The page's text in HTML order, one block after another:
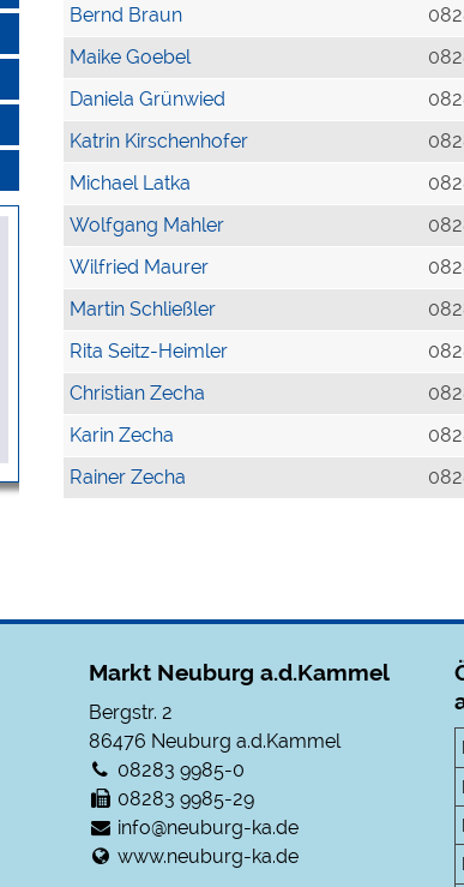
Bernd Braun
Maike Goebel
Daniela Grünwied
Katrin Kirschenhofer
Michael Latka
Wolfgang Mahler
Wilfried Maurer
Martin Schließler
Rita Seitz-Heimler
Christian Zecha
Karin Zecha
Rainer Zecha
Markt Neuburg a.d.Kammel
Bergstr. 2
86476 Neuburg a.d.Kammel
08283 9985-0
08283 9985-29
info@neuburg-ka.de
www.neuburg-ka.de